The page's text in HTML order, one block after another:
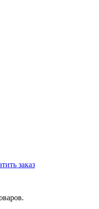
заказ